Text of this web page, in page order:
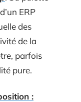
ERP
des
de la
parfois
pure.
: